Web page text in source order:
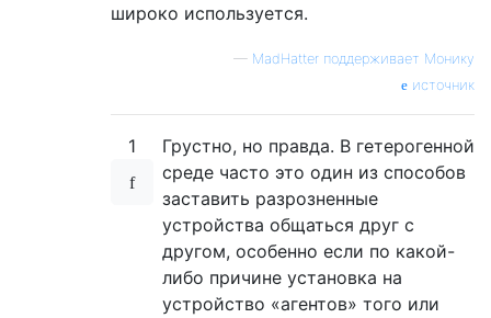
широко используется.
— MadHatter поддерживает Монику
источник
1
Грустно, но правда. В гетерогенной
среде часто это один из способов
заставить разрозненные
устройства общаться друг с
другом, особенно если по какой-
либо причине установка на
устройство «агентов» того или